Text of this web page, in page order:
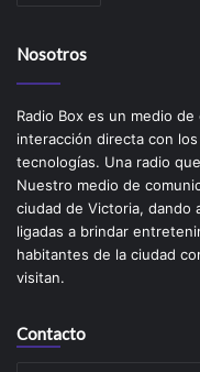
Nosotros
Radio Box es un medio
interacción directa con
tecnologías. Una radio
Nuestro medio de
ciudad de Victoria, dando
ligadas a brindar
habitantes de la ciudad
visitan.
Contacto